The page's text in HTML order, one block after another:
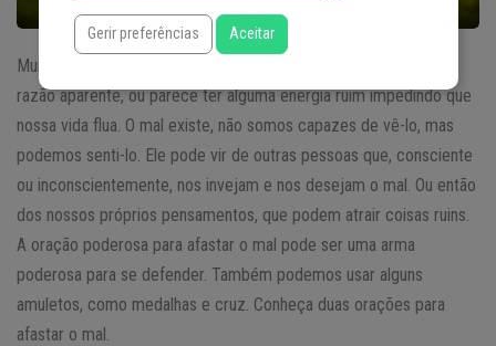
Muitas vezes nos sentimos mal e angustiados sem ter nenhuma
razão aparente, ou parece ter alguma energia ruim impedindo que
nossa vida flua. O mal existe, não somos capazes de vê-lo, mas
podemos senti-lo. Ele pode vir de outras pessoas que, consciente
ou inconscientemente, nos invejam e nos desejam o mal. Ou então
dos nossos próprios pensamentos, que podem atrair coisas ruins.
A oração poderosa para afastar o mal pode ser uma arma
poderosa para se defender. Também podemos usar alguns
amuletos, como medalhas e cruz. Conheça duas orações para
afastar o mal.
Gerir preferências Aceitar